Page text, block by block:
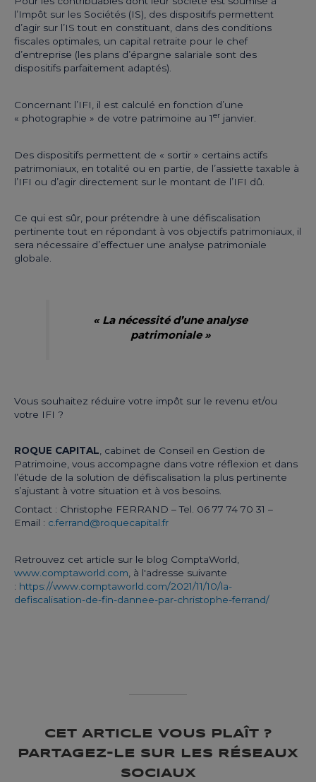
l’Impôt sur les Sociétés (IS), des dispositifs permettent
d’agir sur l’IS tout en constituant, dans des conditions
fiscales optimales, un capital retraite pour le chef
d’entreprise (les plans d’épargne salariale sont des
dispositifs parfaitement adaptés).
Concernant l’IFI, il est calculé en fonction d’une
« photographie » de votre patrimoine au 1er janvier.
Des dispositifs permettent de « sortir » certains actifs
patrimoniaux, en totalité ou en partie, de l’assiette taxable à
l’IFI ou d’agir directement sur le montant de l’IFI dû.
Ce qui est sûr, pour prétendre à une défiscalisation
pertinente tout en répondant à vos objectifs patrimoniaux, il
sera nécessaire d’effectuer une analyse patrimoniale
globale.
« La nécessité d’une analyse
patrimoniale »
Vous souhaitez réduire votre impôt sur le revenu et/ou
votre IFI ?
ROQUE CAPITAL, cabinet de Conseil en Gestion de
Patrimoine, vous accompagne dans votre réflexion et dans
l’étude de la solution de défiscalisation la plus pertinente
s’ajustant à votre situation et à vos besoins.
Contact : Christophe FERRAND – Tel. 06 77 74 70 31 –
Email : c.ferrand@roquecapital.fr
Retrouvez cet article sur le blog ComptaWorld,
www.comptaworld.com , à l'adresse suivante
: https://www.comptaworld.com/2021/11/10/la-
defiscalisation-de-fin-dannee-par-christophe-ferrand/
CET ARTICLE VOUS PLAÎT ?
PARTAGEZ-LE SUR LES RÉSEAUX
SOCIAUX